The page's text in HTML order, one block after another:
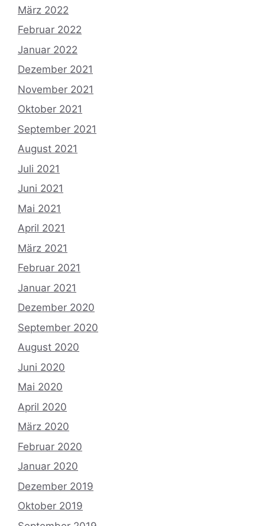
März 2022
Februar 2022
Januar 2022
Dezember 2021
November 2021
Oktober 2021
September 2021
August 2021
Juli 2021
Juni 2021
Mai 2021
April 2021
März 2021
Februar 2021
Januar 2021
Dezember 2020
September 2020
August 2020
Juni 2020
Mai 2020
April 2020
März 2020
Februar 2020
Januar 2020
Dezember 2019
Oktober 2019